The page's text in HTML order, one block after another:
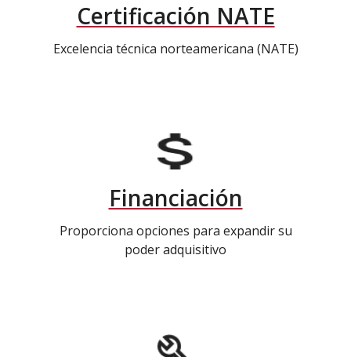
Certificación NATE
Excelencia técnica norteamericana (NATE)
Financiación
Proporciona opciones para expandir su
poder adquisitivo